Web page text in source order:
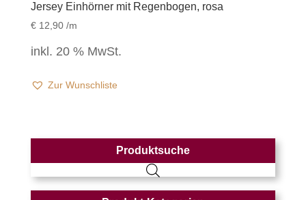
Jersey Einhörner mit Regenbogen, rosa
€12,90/m
inkl. 20 % MwSt.
Zur Wunschliste
Produktsuche